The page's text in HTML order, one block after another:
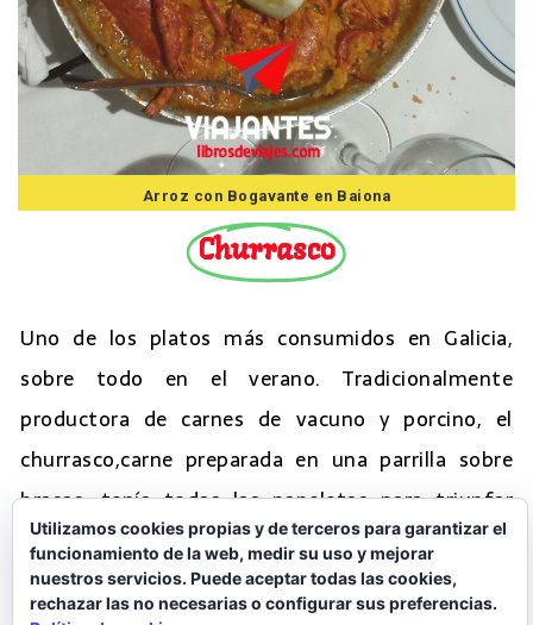
Arroz con Bogavante en Baiona
Churrasco
Uno de los platos más consumidos en Galicia,
sobre todo en el verano. Tradicionalmente
productora de carnes de vacuno y porcino, el
churrasco,carne preparada en una parrilla sobre
brasas, tenía todas las papeletas para triunfar
debido a la calidad de las carnes gallegas. Siempre
hay la discusión de si churrasco de ternera o de
Utilizamos cookies propias y de terceros para garantizar el
funcionamiento de la web, medir su uso y mejorar
nuestros servicios. Puede aceptar todas las cookies,
rechazar las no necesarias o configurar sus preferencias.